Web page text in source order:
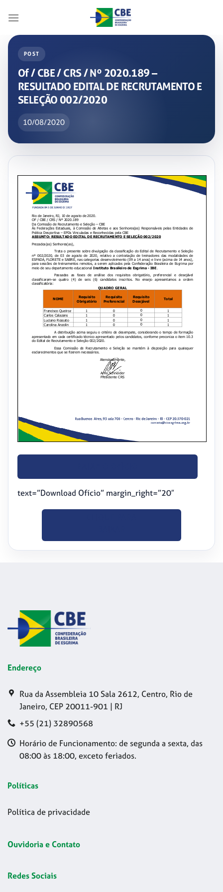
POST
Of / CBE / CRS / Nº 2020.189 –
RESULTADO EDITAL DE RECRUTAMENTO E
SELEÇÃO 002/2020
10/08/2020
text=”Download Ofício” margin_right=”20″
Endereço
Rua da Assembleia 10 Sala 2612, Centro, Rio de
Janeiro, CEP 20011-901 | RJ
+55 (21) 32890568
Horário de Funcionamento: de segunda a sexta, das
08:00 às 18:00, exceto feriados.
Políticas
Política de privacidade
Ouvidoria e Contato
Redes Sociais